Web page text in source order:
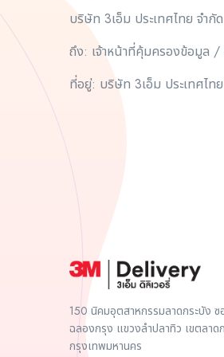
บริษัท 3เอ็ม ประเทศไทย จำกัด
ถึง: เจ้าหน้าที่คุ้มครองข้อมูล /
ที่อยู่: บริษัท 3เอ็ม ประเทศไท
150 นิคมอุตสาหกรรมลาดกระบัง
ฉลองกรุง แขวงลำปลาทิว เขตลาด
กรุงเทพมหานคร